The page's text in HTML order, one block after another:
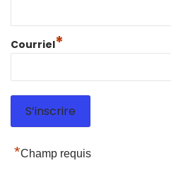
Courriel*
*Champ requis